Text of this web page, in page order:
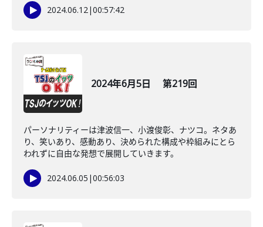
2024.06.12|00:57:42
2024年6月5日 第219回
パーソナリティーは津波信一、小渡俊彰、ナツコ。ネタあ
り、笑いあり、感動あり、決められた構成や枠組みにとら
われずに自由な発想で展開していきます。
2024.06.05 |00:56:03